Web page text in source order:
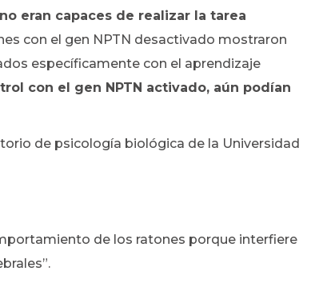
eran capaces de realizar la tarea
con el gen NPTN desactivado mostraron
específicamente con el aprendizaje
con el gen NPTN activado, aún podían
de psicología biológica de la Universidad
de los ratones porque interfiere